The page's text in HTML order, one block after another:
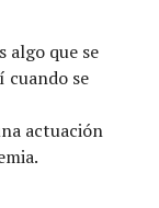
algo que se
cuando se
actuación